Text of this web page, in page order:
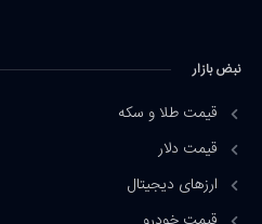
نبض بازار
قیمت طلا و سکه
قیمت دلار
ارزهای دیجیتال